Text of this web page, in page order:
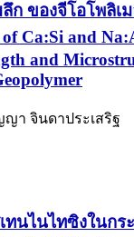
ก ของจีโอโพลิเ
Ca:Si and
and
า จินดาประเสริฐ
นไนไทซิงในกร